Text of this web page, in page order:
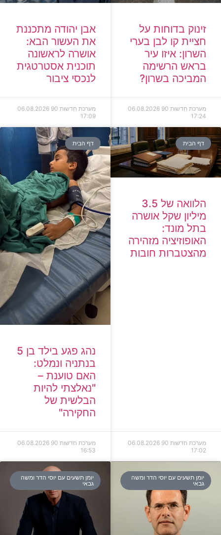
זינוק בדוחות על
חציית קו לבן בערי
השרון: איזו עיר
בראש הרשימה
המביכה בשרון?
מערכת חדשות 90
06.08.2026
17:24
אבן יהודה מתכננת
את העשור הבא:
אושרה לראשונה
תוכנית אסטרטגית
לנכסי ציבור
מערכת חדשות 90
06.08.2026
17:09
דף הבית
הלוואה של 3.5
מיליון שקל אושרה
בתל מונד:
האופוזיציה מזהירה
מהצטברות חובות
מערכת חדשות 90
06.08.2026
17:02
דף הבית
נהג פגע בילד בן 5
בנתניה ונמלט:
האם טוענת –
"נאלצתי להיות
הבלשית של
החקירה"
מערכת חדשות 90
06.08.2026
16:53
יומן תשעים עם יוסי הדר ומשה
גבאי
יומן תשעים עם יוסי הדר ומשה
גבאי